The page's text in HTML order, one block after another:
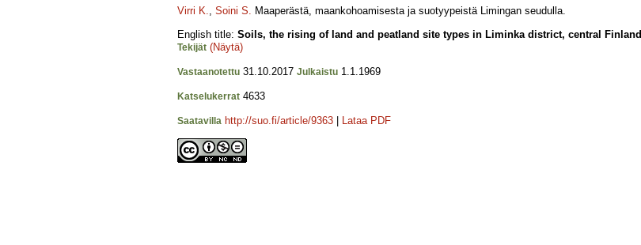
Virri K., Soini S. Maaperästä, maankohoamisesta ja suotyypeistä Limingan seudulla.
English title: Soils, the rising of land and peatland site types in Liminka district, central Finland
Tekijät (Näytä)
Vastaanotettu 31.10.2017 Julkaistu 1.1.1969
Katselukerrat 4633
Saatavilla http://suo.fi/article/9363 Lataa PDF